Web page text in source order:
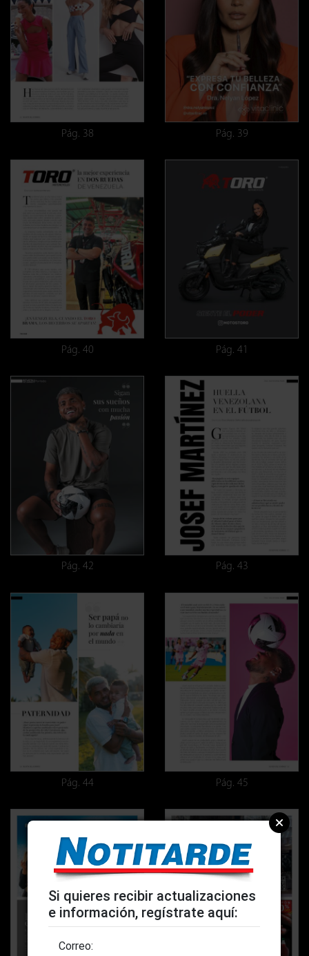
Pág. 38 Pág. 39
Pág. 40 Pág. 41
Pág. 42 Pág. 43
Pág. 44 Pág. 45
Si quieres recibir actualizaciones
e información, regístrate aquí:
Correo: